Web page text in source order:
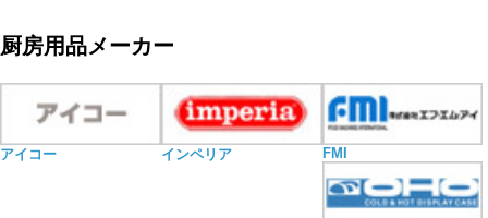
厨房用品メーカー
アイコー インペリア FMI